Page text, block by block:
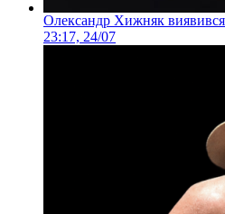
Олександр Хижняк
23:17, 24/07